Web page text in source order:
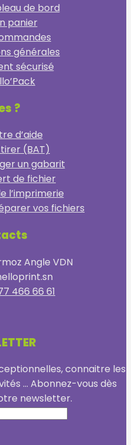
de bord
panier
générales
sécurisé
?
d’aide
(BAT)
un gabarit
de fichier
l’imprimerie
vos fichiers
Angle VDN
466 66 61
connaitre les
... Abonnez-vous dès
newsletter.